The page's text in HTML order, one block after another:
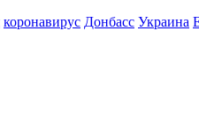
коронавирус Донбасс Украина